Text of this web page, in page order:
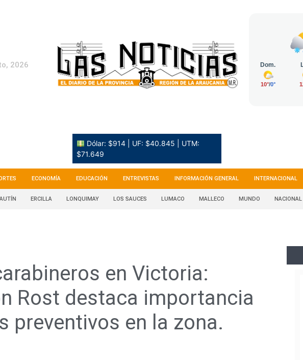
2026
Dólar: $914 | UF: $40.845 | UTM:
$71.649
ECONOMÍA EDUCACIÓN ENTREVISTAS INFORMACIÓN GENERAL INTERNACIONAL
ERCILLA LONQUIMAY LOS SAUCES LUMACO MALLECO MUNDO NACIONAL
en Victoria:
Rost destaca importancia
preventivos en la zona.